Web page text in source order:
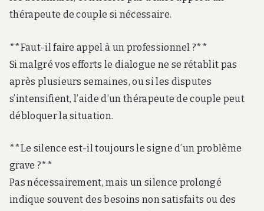
thérapeute de couple si nécessaire.
**Faut-il faire appel à un professionnel ?**
Si malgré vos efforts le dialogue ne se rétablit pas
après plusieurs semaines, ou si les disputes
s’intensifient, l’aide d’un thérapeute de couple peut
débloquer la situation.
**Le silence est-il toujours le signe d’un problème
grave ?**
Pas nécessairement, mais un silence prolongé
indique souvent des besoins non satisfaits ou des